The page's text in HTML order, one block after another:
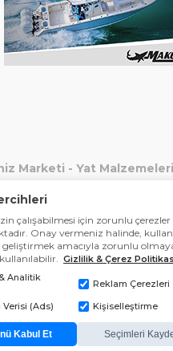
Marketi - Yat Malzemeleri
çalışabilmesi için zorunlu çerezler
Onay vermeniz halinde,
amacıyla zorunlu
Gizlilik & Çerez
Analitik
Reklam Çerezleri
Verisi (Ads) Kişiselleştirme
Kabul Et Seçimleri